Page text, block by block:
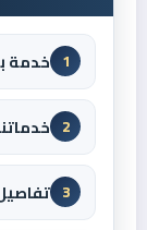
1 خدمة
2
3